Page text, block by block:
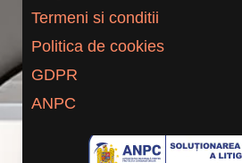
Termeni si conditii
Politica de cookies
GDPR
ANPC